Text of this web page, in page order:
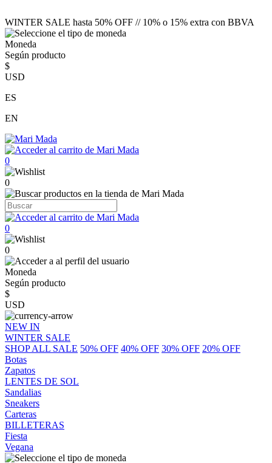
WINTER SALE hasta 50% OFF // 10% o 15% extra con BBVA
Moneda
Según producto
$
USD
ES
EN
0
0
0
0
Moneda
Según producto
$
USD
NEW IN
WINTER SALE
SHOP ALL SALE 50% OFF 40% OFF 30% OFF 20% OFF
Botas
Zapatos
LENTES DE SOL
Sandalias
Sneakers
Carteras
BILLETERAS
Fiesta
Vegana